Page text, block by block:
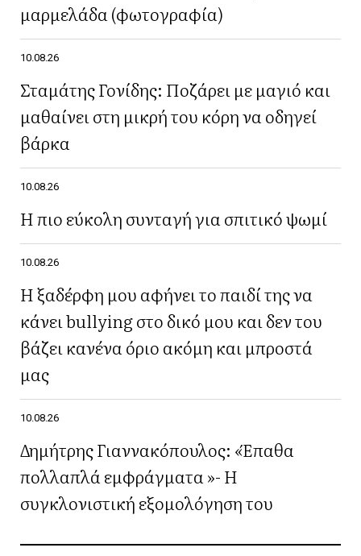
μαρμελάδα (φωτογραφία)
10.08.26
Σταμάτης Γονίδης: Ποζάρει με μαγιό και
μαθαίνει στη μικρή του κόρη να οδηγεί
βάρκα
10.08.26
Η πιο εύκολη συνταγή για σπιτικό ψωμί
10.08.26
Η ξαδέρφη μου αφήνει το παιδί της να
κάνει bullying στο δικό μου και δεν του
βάζει κανένα όριο ακόμη και μπροστά
μας
10.08.26
Δημήτρης Γιαννακόπουλος: «Έπαθα
πολλαπλά εμφράγματα »- Η
συγκλονιστική εξομολόγηση του